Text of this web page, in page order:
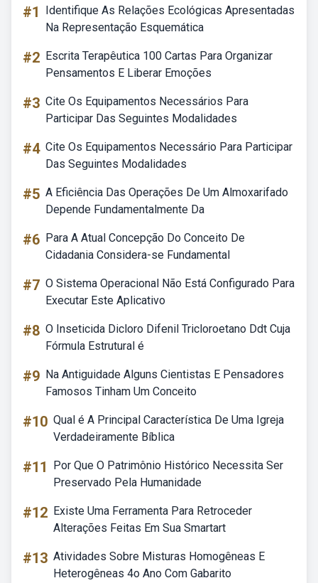
#1
Identifique As Relações Ecológicas Apresentadas
Na Representação Esquemática
#2 Escrita Terapêutica 100 Cartas Para Organizar
Pensamentos E Liberar Emoções
#3 Cite Os Equipamentos Necessários Para
Participar Das Seguintes Modalidades
#4 Cite Os Equipamentos Necessário Para Participar
Das Seguintes Modalidades
#5 A Eficiência Das Operações De Um Almoxarifado
Depende Fundamentalmente Da
#6 Para A Atual Concepção Do Conceito De
Cidadania Considera-se Fundamental
#7 O Sistema Operacional Não Está Configurado Para
Executar Este Aplicativo
#8 O Inseticida Dicloro Difenil Tricloroetano Ddt Cuja
Fórmula Estrutural é
#9 Na Antiguidade Alguns Cientistas E Pensadores
Famosos Tinham Um Conceito
#10 Qual é A Principal Característica De Uma Igreja
Verdadeiramente Bíblica
#11
Por Que O Patrimônio Histórico Necessita Ser
Preservado Pela Humanidade
#12 Existe Uma Ferramenta Para Retroceder
Alterações Feitas Em Sua Smartart
#13 Atividades Sobre Misturas Homogêneas E
Heterogêneas 4o Ano Com Gabarito